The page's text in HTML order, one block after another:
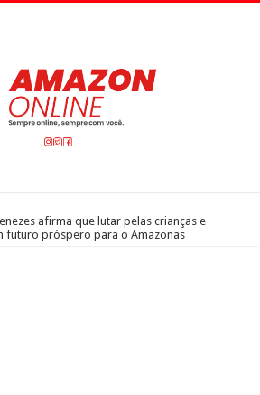
afirma que lutar pelas crianças e
futuro próspero para o Amazonas